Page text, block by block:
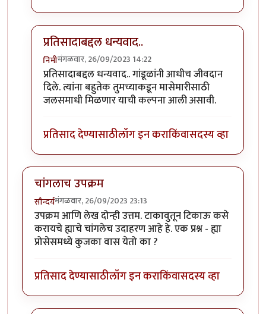
प्रतिसादाबद्दल धन्यवाद..
निमीमंगळवार, 26/09/2023 14:22
In reply toछान. खत प्रकल्प आवडला. आमच्याby
प्रतिसादाबद्दल धन्यवाद.. गांडूळांनी आधीच जीवदान
दिले. त्यांना बहुतेक तुमच्याकडून मासेमारीसाठी
जलसमाधी मिळणार याची कल्पना आली असावी.
प्रतिसाद देण्यासाठीलॉग इन कराकिंवासदस्य व्हा
चांगलाच उपक्रम
सौन्दर्यमंगळवार, 26/09/2023 23:13
उपक्रम आणि लेख दोन्ही उत्तम. टाकावुतून टिकाऊ कसे
करायचे ह्याचे चांगलेच उदाहरण आहे हे. एक प्रश्न - ह्या
प्रोसेसमध्ये कुजका वास येतो का ?
प्रतिसाद देण्यासाठीलॉग इन कराकिंवासदस्य व्हा